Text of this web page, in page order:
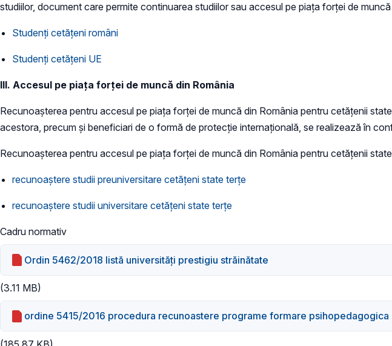
studiilor, document care permite continuarea studiilor sau accesul pe piața forței de
Studenți cetățeni români
Studenți cetățeni UE
III. Accesul pe piața forței de muncă din România
Recunoaşterea pentru accesul pe piaţa forţei de muncă din România pentru cetăţenii
acestora, precum și beneficiari de o formă de protecție internațională, se realizează în
Recunoaşterea pentru accesul pe piaţa forţei de muncă din România pentru cetăţenii
recunoaștere studii preuniversitare cetățeni state terțe
recunoaștere studii universitare cetățeni state terțe
Cadru normativ
Ordin 5462/2018 listă universități prestigiu străinătate
(3.11 MB)
ordine 5415/2016 procedura recunoastere programe formare psihopedagogica